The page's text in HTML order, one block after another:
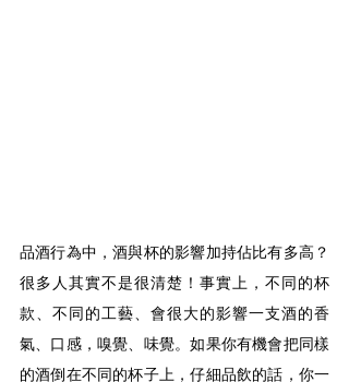
品酒行為中，酒與杯的影響加持佔比有多高？
很多人其實不是很清楚！事實上，不同的杯
款、不同的工藝、會很大的影響一支酒的香
氣、口感，嗅覺、味覺。如果你有機會把同樣
的酒倒在不同的杯子上，仔細品飲的話，你一